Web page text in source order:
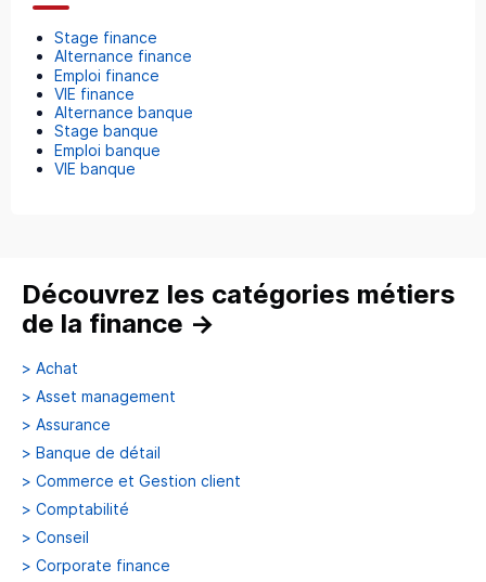
Stage finance
Alternance finance
Emploi finance
VIE finance
Alternance banque
Stage banque
Emploi banque
VIE banque
Découvrez les catégories métiers
de la finance →
> Achat
> Asset management
> Assurance
> Banque de détail
> Commerce et Gestion client
> Comptabilité
> Conseil
> Corporate finance